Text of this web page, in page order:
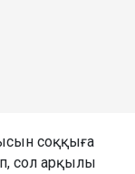
соққыға
сол арқылы